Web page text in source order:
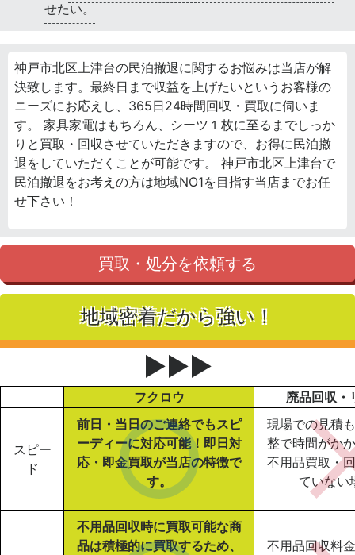
せたい。
神戸市北区上津台の民泊撤退に関するお悩みは当店が解
決致します。最終日まで収益を上げたいというお客様の
ニーズにお応えし、365日24時間回収・買取に伺いま
す。 家具家電はもちろん、シーツ１枚に至るまでしっか
りと買取・回収させていただきますので、お得に民泊撤
退をしていただくことが可能です。 神戸市北区上津台で
民泊撤退をお考えの方は地域NO1を目指す当店までお任
せ下さい！
買取・処分を依頼する
地域密着だから強い！
▶▶▶
フクロウ 廃品回収・
スピー
ド
前日・当日のご連絡でもスピ
ーディーに対応可能！即日対
応・即金買取が当店の特徴で
す。
現場での見積
整で時間がか
不用品買取・
ていない
不用品回収時に買取可能な商
品は積極的に買取するため、
不用品回収料